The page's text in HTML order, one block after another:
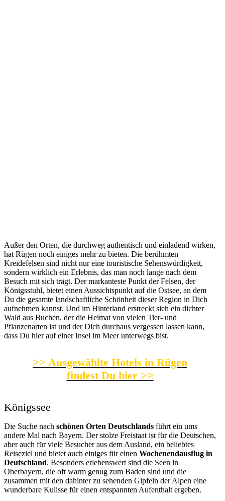
Außer den Orten, die durchweg authentisch und einladend wirken,
hat Rügen noch einiges mehr zu bieten. Die berühmten
Kreidefelsen sind nicht nur eine touristische Sehenswürdigkeit,
sondern wirklich ein Erlebnis, das man noch lange nach dem
Besuch mit sich trägt. Der markanteste Punkt der Felsen, der
Königsstuhl, bietet einen Aussichtspunkt auf die Ostsee, an dem
Du die gesamte landschaftliche Schönheit dieser Region in Dich
aufnehmen kannst. Und im Hinterland erstreckt sich ein dichter
Wald aus Buchen, der die Heimat von vielen Tier- und
Pflanzenarten ist und der Dich durchaus vergessen lassen kann,
dass Du hier auf einer Insel im Meer unterwegs bist.
>> Ausgewählte Hotels in Rügen
findest Du hier >>
Königssee
Die Suche nach schönen Orten Deutschlands führt ein ums
andere Mal nach Bayern. Der stolze Freistaat ist für die Deutschen,
aber auch für viele Besucher aus dem Ausland, ein beliebtes
Reiseziel und bietet auch einiges für einen Wochenendausflug in
Deutschland. Besonders erlebenswert sind die Seen in
Oberbayern, die oft warm genug zum Baden sind und die
zusammen mit den dahinter zu sehenden Gipfeln der Alpen eine
wunderbare Kulisse für einen entspannten Aufenthalt ergeben.